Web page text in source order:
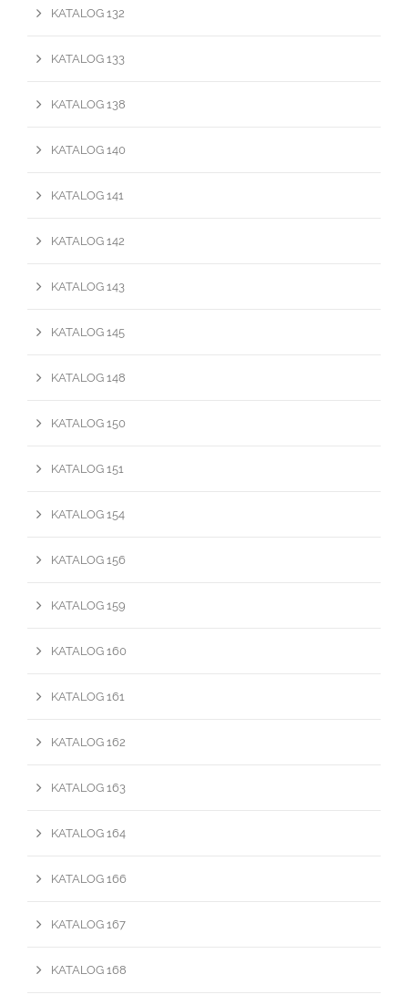
KATALOG 132
KATALOG 133
KATALOG 138
KATALOG 140
KATALOG 141
KATALOG 142
KATALOG 143
KATALOG 145
KATALOG 148
KATALOG 150
KATALOG 151
KATALOG 154
KATALOG 156
KATALOG 159
KATALOG 160
KATALOG 161
KATALOG 162
KATALOG 163
KATALOG 164
KATALOG 166
KATALOG 167
KATALOG 168